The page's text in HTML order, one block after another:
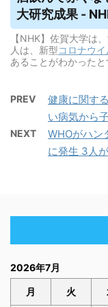
大研究成果 -
【NHK】佐賀大学は
人は、新型コロナウイ
あることがわかった
PREV
健康に関す
い病気から
NEXT WHOがハン
に発生 3人
2026年7月
月 火